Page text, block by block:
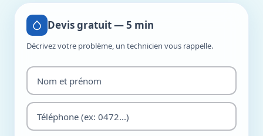
Devis gratuit — 5 min
Décrivez votre problème, un technicien vous rappelle.